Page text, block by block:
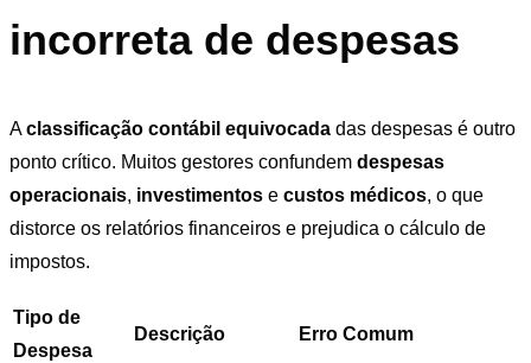
incorreta de despesas
Aclassificação contábil equivocada das despesas é outro
ponto crítico. Muitos gestores confundem despesas
operacionais, investimentos e custos médicos, o que
distorce os relatórios financeiros e prejudica o cálculo de
impostos.
Tipo de
Despesa
Descrição Erro Comum